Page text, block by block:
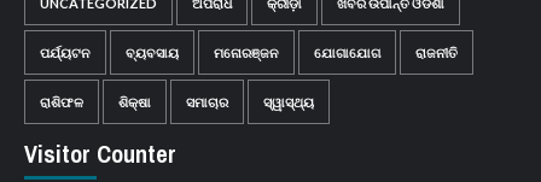
UNCATEGORIZED ଅପରାଧ କ୍ରୀଡ଼ା ଖବର ଉପାନ୍ତ ଓଡିଶା
ପର୍ଯ୍ୟଟନ ବ୍ୟବସାୟ ମନୋରଞ୍ଜନ ଯୋଗାଯୋଗ ରାଜନୀତି
ରାଶିଫଳ ଶିକ୍ଷା ସମାଚାର ସ୍ୱାସ୍ଥ୍ୟ
Visitor Counter